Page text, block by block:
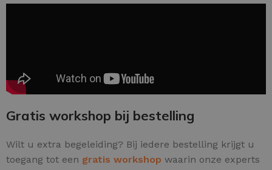
Gratis workshop bij bestelling
Wilt u extra begeleiding? Bij iedere bestelling krijgt u
toegang tot een gratis workshop waarin onze experts